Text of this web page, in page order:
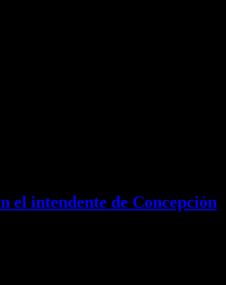
el intendente de Concepción